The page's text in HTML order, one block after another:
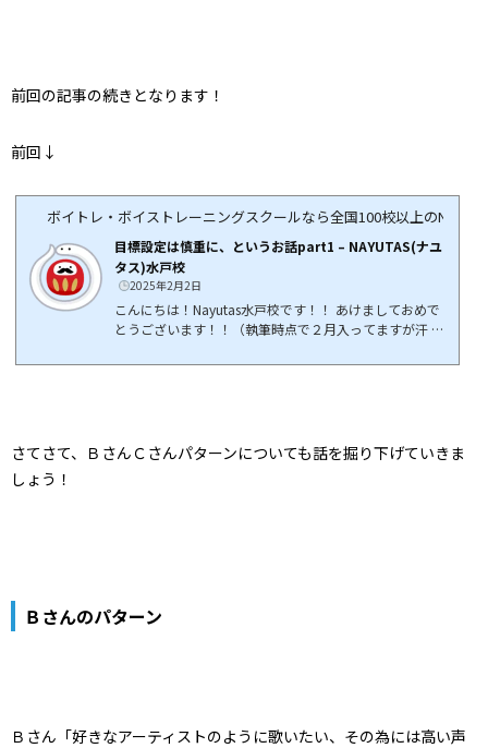
前回の記事の続きとなります！
前回↓
ボイトレ・ボイストレーニングスクールなら全国100校以上の
目標設定は慎重に、というお話part1 – NAYUTAS(ナユ
タス)水戸校
2025年2月2日
こんにちは！Nayutas水戸校です！！ あけましておめで
とうございます！！（執筆時点で２月入ってますが汗 一
トレーニングにおいては「具体的な年間目標」のような
気合を入れて正直に語りましょう！ 目標＝何を手にした
いのかボイス "トレーニング" と冠されている通り、特
さてさて、ＢさんＣさんパターンについても話を掘り下げていきま
しょう！
Ｂさんのパターン
Ｂさん「好きなアーティストのように歌いたい、その為には高い声